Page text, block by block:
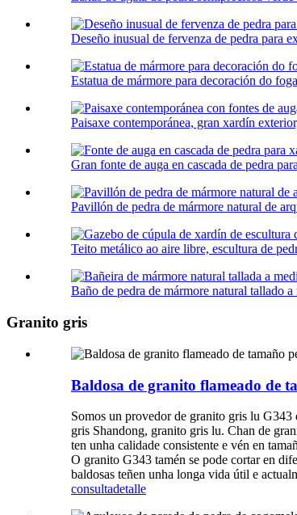
Deseño inusual de fervenza de pedra para
Estatua de mármore para decoración do
Paisaxe contemporánea, gran xardín
Gran fonte de auga en cascada de pedra
Pavillón de pedra de mármore natural de
Teito metálico ao aire libre, escultura de
Baño de pedra de mármore natural tallado
Granito gris
Baldosa de granito flameado de
Somos un provedor de granito gris lu G343
gris Shandong, granito gris lu. Chan de
ten unha calidade consistente e vén en
O granito G343 tamén se pode cortar en
baldosas teñen unha longa vida útil e
consultadetalle